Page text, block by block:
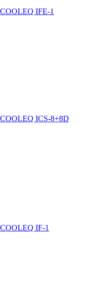
IFE-1
ICS-8+8D
IF-1